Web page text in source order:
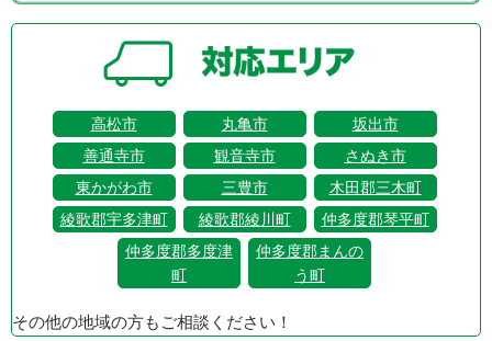
高松市 丸亀市
坂出市
善通寺市
観音寺市
さぬき市
東かがわ市
三豊市
木田郡三木町
綾歌郡宇多津町
綾歌郡綾川町
仲多度郡琴平町
仲多度郡多度津
町
仲多度郡まんの
う町
その他の地域の方もご相談ください！